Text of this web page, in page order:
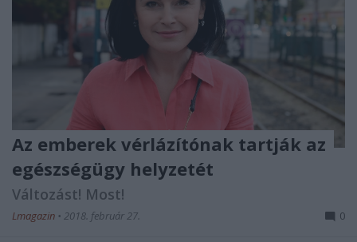
Az emberek vérlázítónak tartják az
egészségügy helyzetét
Változást! Most!
Lmagazin • 2018. február 27. 0